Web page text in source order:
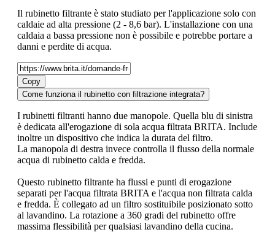
Il rubinetto filtrante è stato studiato per l'applicazione solo con
caldaie ad alta pressione (2 - 8,6 bar). L'installazione con una
caldaia a bassa pressione non è possibile e potrebbe portare a
danni e perdite di acqua.
Copy
Come funziona il rubinetto con filtrazione integrata?
I rubinetti filtranti hanno due manopole. Quella blu di sinistra
è dedicata all'erogazione di sola acqua filtrata BRITA. Include
inoltre un dispositivo che indica la durata del filtro.
La manopola di destra invece controlla il flusso della normale
acqua di rubinetto calda e fredda.
Questo rubinetto filtrante ha flussi e punti di erogazione
separati per l'acqua filtrata BRITA e l'acqua non filtrata calda
e fredda. È collegato ad un filtro sostituibile posizionato sotto
al lavandino. La rotazione a 360 gradi del rubinetto offre
massima flessibilità per qualsiasi lavandino della cucina.